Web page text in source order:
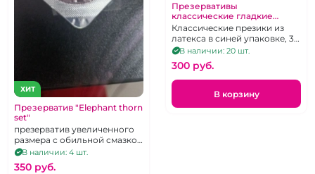
ХИТ
Презерватив "Elephant thorn
set"
презерватив увеличенного
размера с обильной смазкой
и дополнительным
рельефом для стимуляции
В наличии: 4 шт.
350 pуб.
Презервативы
классические гладкие
"Unilatex" Natural Plain 3 шт
Классические презики из
латекса в синей упаковке, 3
шт.В наличии: 20 шт.
300 pуб.
В корзину